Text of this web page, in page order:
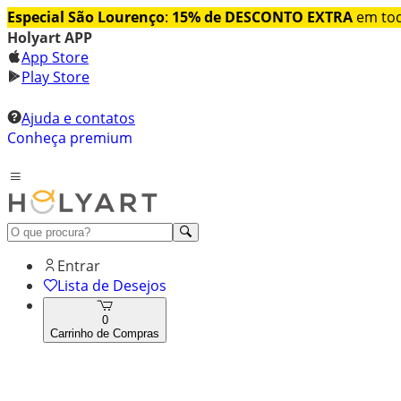
Especial São Lourenço: 15% de DESCONTO EXTRA em
Holyart APP
App Store
Play Store
Ajuda e contatos
Conheça premium
Entrar
Lista de Desejos
0
Carrinho de Compras